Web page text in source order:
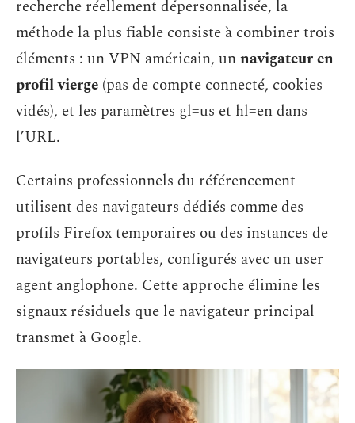
recherche réellement dépersonnalisée, la
méthode la plus fiable consiste à combiner trois
éléments : un VPN américain, unnavigateur en
profil vierge (pas de compte connecté, cookies
vidés), et les paramètres gl=us et hl=en dans
l’URL.
Certains professionnels du référencement
utilisent des navigateurs dédiés comme des
profils Firefox temporaires ou des instances de
navigateurs portables, configurés avec un user
agent anglophone. Cette approche élimine les
signaux résiduels que le navigateur principal
transmet à Google.